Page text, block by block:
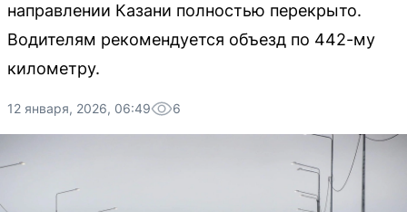
направлении Казани полностью перекрыто.
Водителям рекомендуется объезд по 442-му
километру.
12 января, 2026, 06:49 6